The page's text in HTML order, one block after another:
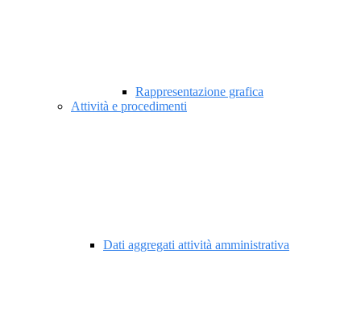
Rappresentazione grafica
Attività e procedimenti
Dati aggregati attività amministrativa